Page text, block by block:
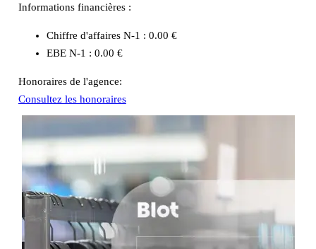
Informations financières :
Chiffre d'affaires N-1 : 0.00 €
EBE N-1 : 0.00 €
Honoraires de l'agence:
Consultez les honoraires